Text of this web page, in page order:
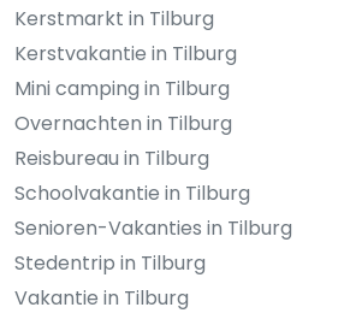
Kerstmarkt in Tilburg
Kerstvakantie in Tilburg
Mini camping in Tilburg
Overnachten in Tilburg
Reisbureau in Tilburg
Schoolvakantie in Tilburg
Senioren-Vakanties in Tilburg
Stedentrip in Tilburg
Vakantie in Tilburg